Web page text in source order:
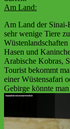
Am Land:
Am Land der Sinai-
sehr wenige Tiere
Hasen und
Arabische Kobras,
Tourist bekommt
einer Wüstensafari
Gebirge könnte